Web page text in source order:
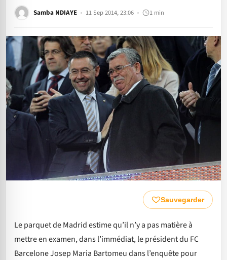
Samba NDIAYE 11 Sep 2014, 23:06 1 min
Sauvegarder
Le parquet de Madrid estime qu’il n’y a pas matière à
mettre en examen, dans l’immédiat, le président du FC
Barcelone Josep Maria Bartomeu dans l’enquête pour